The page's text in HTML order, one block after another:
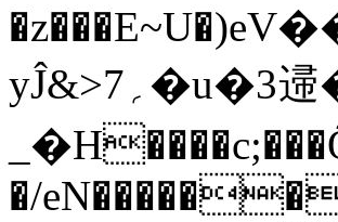
yĴ&>؍7�u�3䢜� 7����T� �Ԁ2-
�/